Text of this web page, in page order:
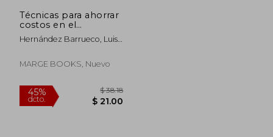
45%
dcto. $ 21.52
Técnicas para ahorrar
costos en el
transporte. Aurum 2E
(Biblioteca de
Edition)
Hernández Barrueco, Luis
MARGE BOOKS, Nuevo